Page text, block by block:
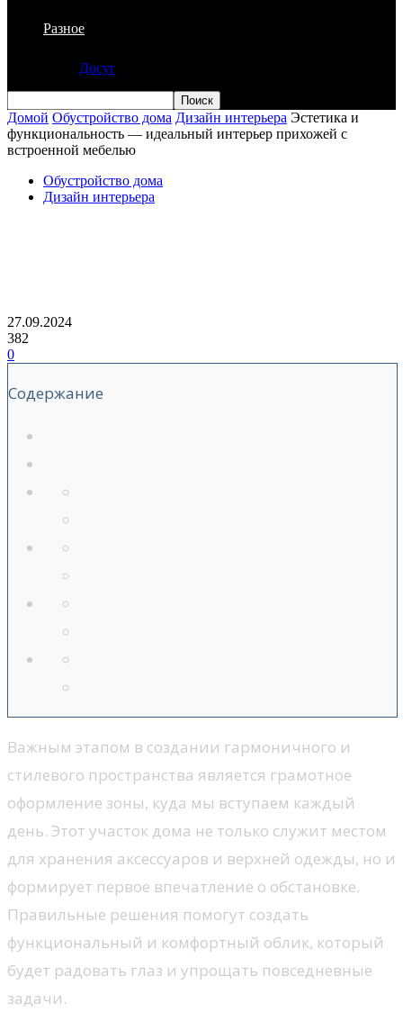
Разное
Досуг
Домой Обустройство дома Дизайн интерьера Эстетика и
функциональность — идеальный интерьер прихожей с
встроенной мебелью
Обустройство дома
Дизайн интерьера
27.09.2024
382
0
Содержание
Важным этапом в создании гармоничного и
стилевого пространства является грамотное
оформление зоны, куда мы вступаем каждый
день. Этот участок дома не только служит местом
для хранения аксессуаров и верхней одежды, но и
формирует первое впечатление о обстановке.
Правильные решения помогут создать
функциональный и комфортный облик, который
будет радовать глаз и упрощать повседневные
задачи.